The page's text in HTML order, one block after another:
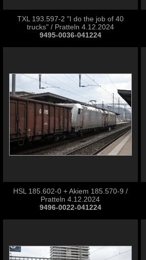
TXL 193.597-2 "I do the job of 40
trucks" / Pratteln 4.12.2024
9495-0036-041224
HSL 185.602-0 + Akiem 185.570-9 /
Pratteln 4.12.2024
9496-0022-041224